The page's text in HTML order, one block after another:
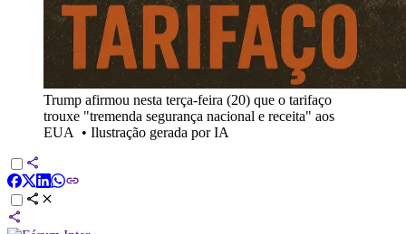
Trump afirmou nesta terça-feira (20) que o tarifaço
trouxe "tremenda segurança nacional e receita" aos
EUA
• Ilustração gerada por IA